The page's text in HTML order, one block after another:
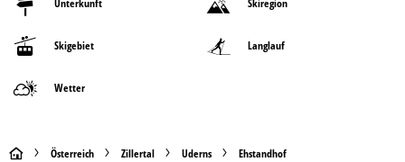
Unterkunft Skiregion
Skigebiet Langlauf
Wetter
S Österreich Zillertal Uderns Ehstandhof